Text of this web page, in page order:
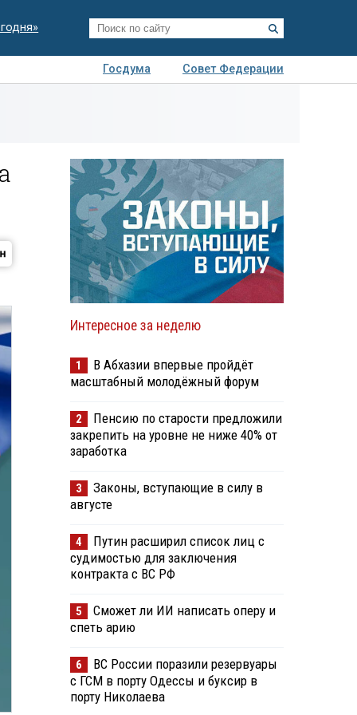
Госдума
Совет Федерации
Интересное за неделю
1
В Абхазии впервые пройдёт
масштабный молодёжный форум
2
Пенсию по старости предложили
закрепить на уровне не ниже 40% от
заработка
3
Законы, вступающие в силу в
августе
4
Путин расширил список лиц с
судимостью для заключения
контракта с ВС РФ
5
Сможет ли ИИ написать оперу и
спеть арию
6
ВС России поразили резервуары
с ГСМ в порту Одессы и буксир в
порту Николаева